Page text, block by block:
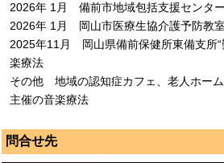
2026年 1月 備前市地域包括支援センタ
2026年 1月 岡山市医療生協介護予防教室
2025年11月 岡山県備前保健所東備支所“
楽療法
その他 地域の認知症カフェ、老人ホー
主催の音楽療法
問合せ先